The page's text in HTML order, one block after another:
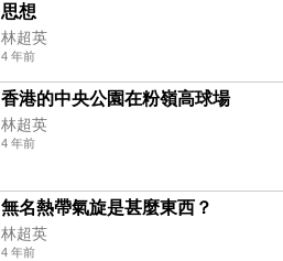
思想
林超英
4 年前
香港的中央公園在粉嶺高球場
林超英
4 年前
無名熱帶氣旋是甚麼東西？
林超英
4 年前